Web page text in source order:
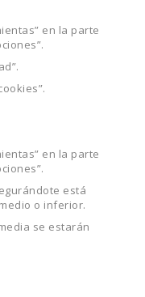
en la parte
en la parte
está
o inferior.
se estarán